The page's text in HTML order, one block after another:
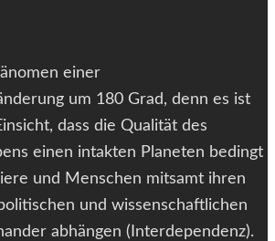
einer
um 180 Grad, denn es ist
dass die Qualität des
einen intakten Planeten bedingt
und Menschen mitsamt ihren
und wissenschaftlichen
abhängen (Interdependenz).